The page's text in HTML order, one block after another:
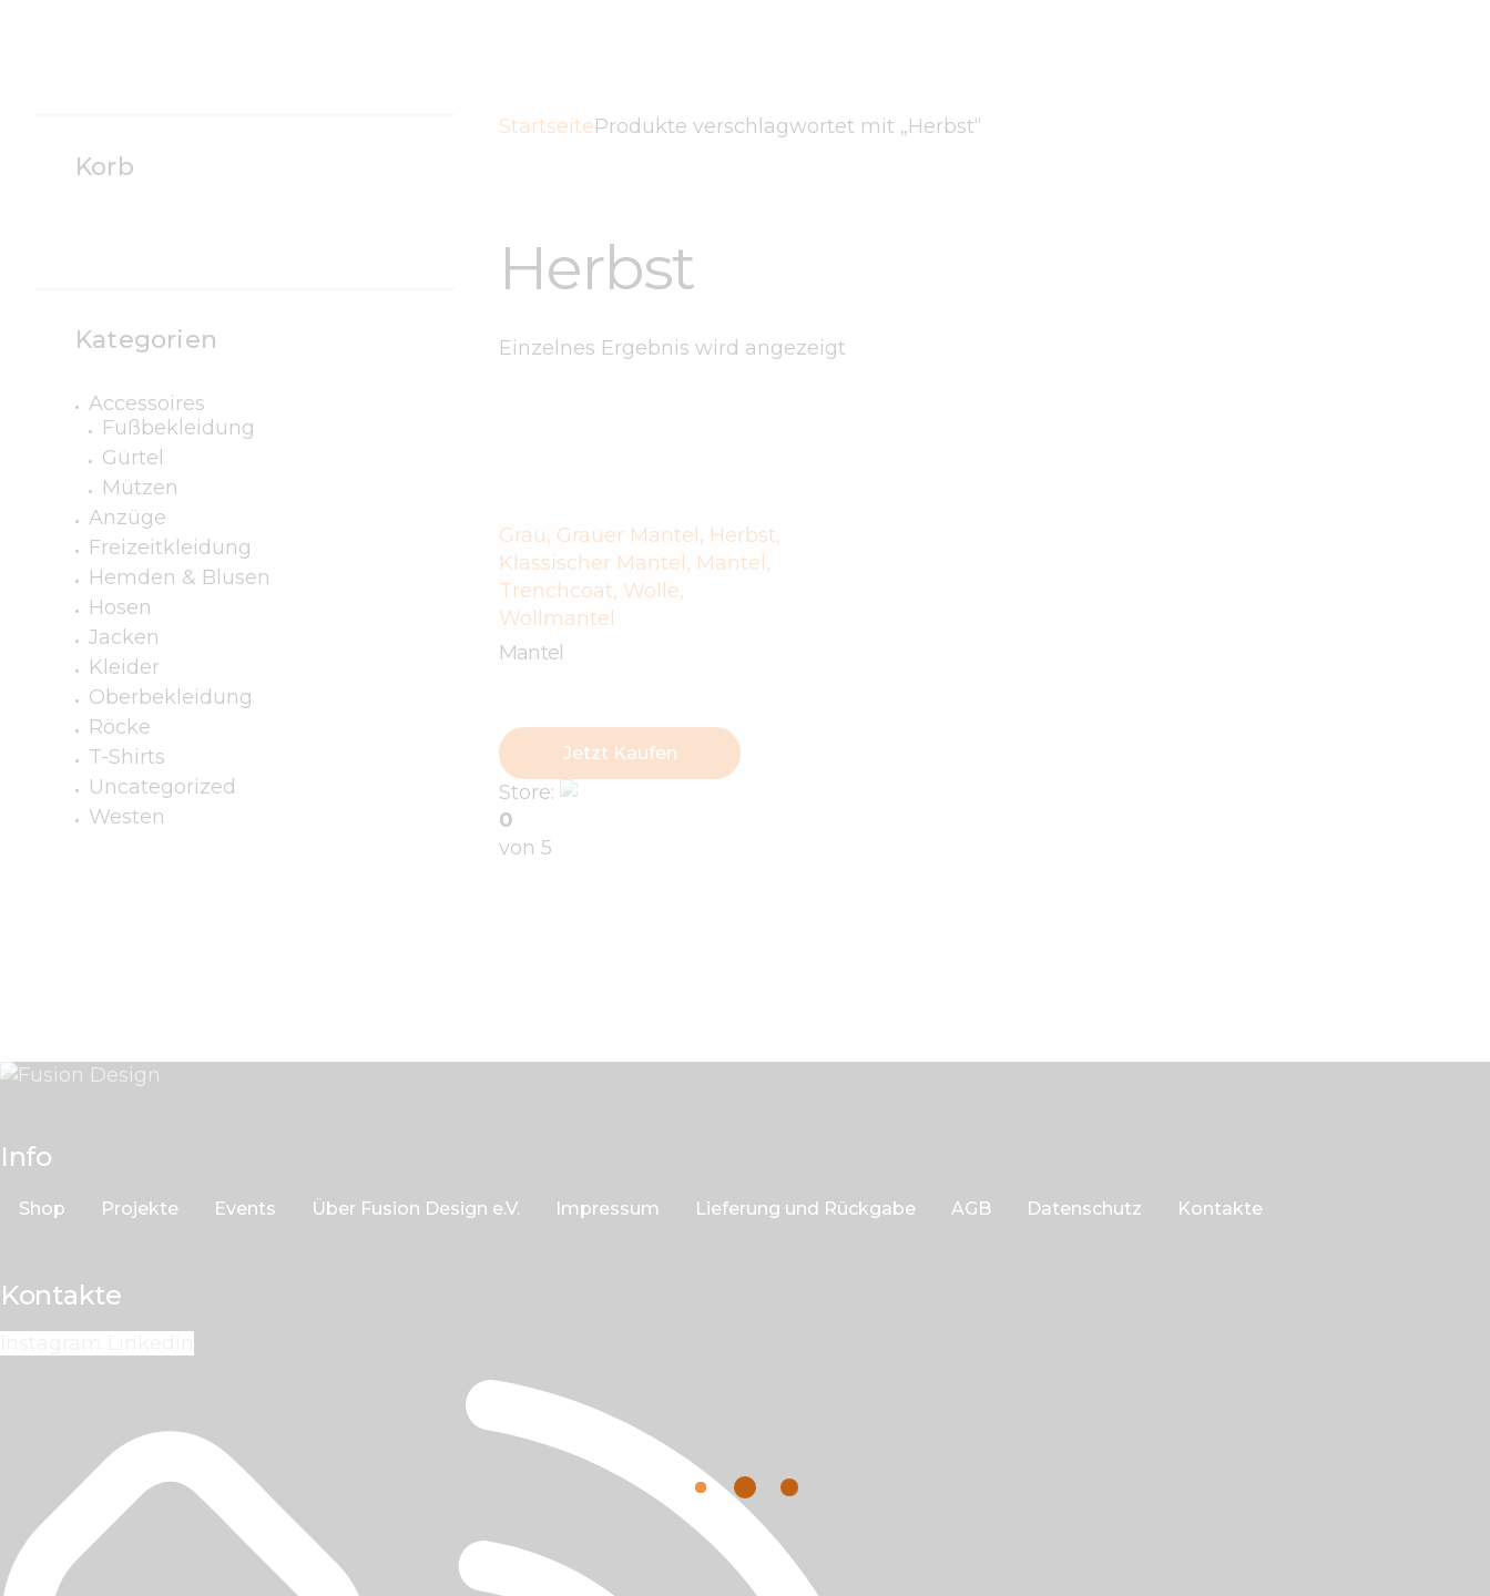
StartseiteProdukte verschlagwortet mit „Herbst“
Herbst
Einzelnes Ergebnis wird angezeigt
Grau, Grauer Mantel , Herbst,
Klassischer Mantel , Mantel ,
Trenchcoat, Wolle,
Wollmantel
Mantel
Jetzt Kaufen
Store:
0
von 5
Korb
Kategorien
Accessoires
Fußbekleidung
Gürtel
Mützen
Anzüge
Freizeitkleidung
Hemden & Blusen
Hosen
Jacken
Kleider
Oberbekleidung
Röcke
T-Shirts
Uncategorized
Westen
Info
Shop Projekte Events Über Fusion Design e.V. Impressum Lieferung und Rückgabe AGB Datenschutz Kontakte
Kontakte